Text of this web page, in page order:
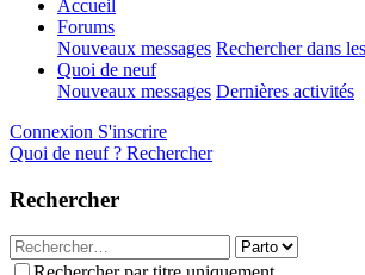
Accueil
Forums
Nouveaux messages Rechercher dans
Quoi de neuf
Nouveaux messages Dernières activités
Connexion S'inscrire
Quoi de neuf ? Rechercher
Rechercher